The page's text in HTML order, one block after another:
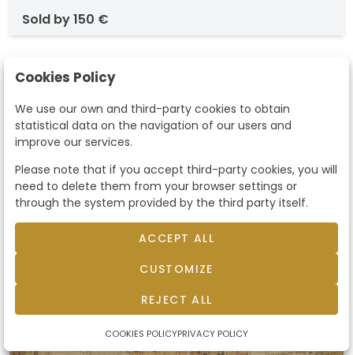
sold by150 €
Cookies Policy
We use our own and third-party cookies to obtain
statistical data on the navigation of our users and
improve our services.
Please note that if you accept third-party cookies, you will
need to delete them from your browser settings or
through the system provided by the third party itself.
ACCEPT ALL
CUSTOMIZE
REJECT ALL
COOKIES POLICYPRIVACY POLICY